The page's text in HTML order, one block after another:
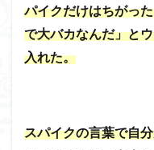
パイクだけはちがっ
で大バカなんだ」と
入れた。
スパイクの言葉で自